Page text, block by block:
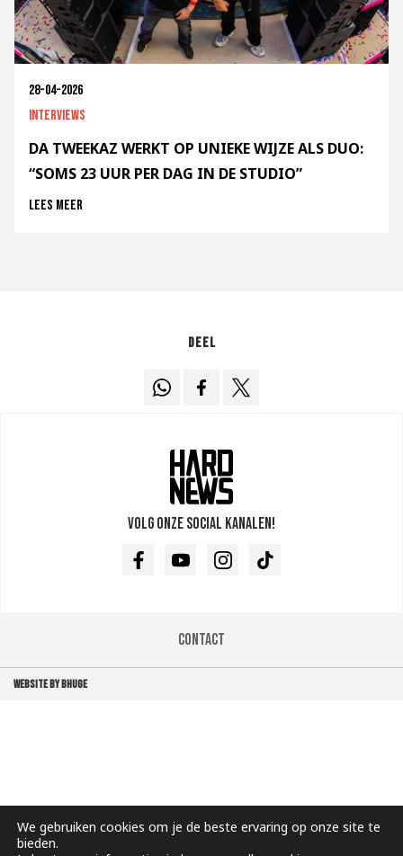
28-04-2026
Interviews
DA TWEEKAZ WERKT OP UNIEKE WIJZE ALS DUO:
“SOMS 23 UUR PER DAG IN DE STUDIO”
Lees meer
Deel
Volg onze social kanalen!
FacebookYoutubeInstagramTikTok
Contact
WEBSITE BY BHUGE
We gebruiken cookies om je de beste ervaring op onze site te
bieden.